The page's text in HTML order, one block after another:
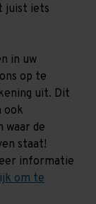
juist iets
in uw
op te
uit. Dit
ook
waar de
staat!
informatie
om te